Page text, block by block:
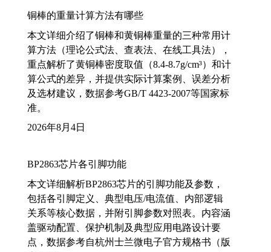
铜棒的重量计算方法有哪些
本文详细介绍了铜棒和黄铜棒重量的三种常用计
算方法（理论公式法、查表法、在线工具法），
重点解析了黄铜棒密度取值（8.4-8.7g/cm³）和计
算公式的差异，并提供实际计算案例、误差分析
及选材建议，数据参考GB/T 4423-2007等国家标
准。
2026年8月4日
BP2863芯片各引脚功能
本文详细解析BP2863芯片的引脚功能及参数，
包括各引脚定义、典型电压/电流值、内部逻辑
关系等核心数据，并附引脚参数对照表。内容涵
盖驱动配置、保护机制及典型应用电路设计要
点，数据参考自杭州士兰微电子官方规格书（版